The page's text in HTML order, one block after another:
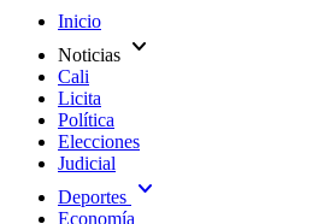
Inicio
Noticias expand_more
Cali
Licita
Política
Elecciones
Judicial
Deportes expand_more
Economía